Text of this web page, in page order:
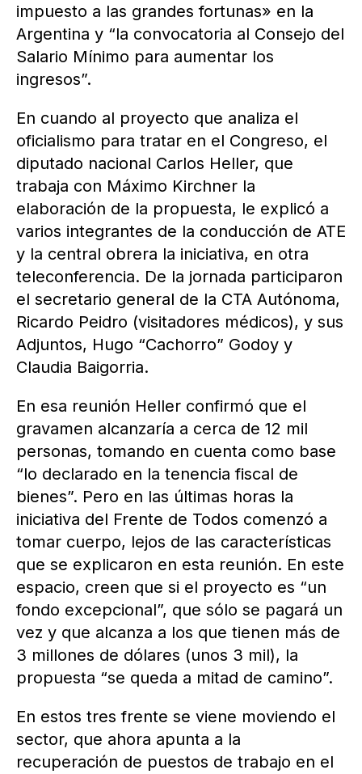
impuesto a las grandes fortunas» en la
Argentina y “la convocatoria al Consejo del
Salario Mínimo para aumentar los
ingresos”.
En cuando al proyecto que analiza el
oficialismo para tratar en el Congreso, el
diputado nacional Carlos Heller, que
trabaja con Máximo Kirchner la
elaboración de la propuesta, le explicó a
varios integrantes de la conducción de ATE
y la central obrera la iniciativa, en otra
teleconferencia. De la jornada participaron
el secretario general de la CTA Autónoma,
Ricardo Peidro (visitadores médicos), y sus
Adjuntos, Hugo “Cachorro” Godoy y
Claudia Baigorria.
En esa reunión Heller confirmó que el
gravamen alcanzaría a cerca de 12 mil
personas, tomando en cuenta como base
“lo declarado en la tenencia fiscal de
bienes”. Pero en las últimas horas la
iniciativa del Frente de Todos comenzó a
tomar cuerpo, lejos de las características
que se explicaron en esta reunión. En este
espacio, creen que si el proyecto es “un
fondo excepcional”, que sólo se pagará un
vez y que alcanza a los que tienen más de
3 millones de dólares (unos 3 mil), la
propuesta “se queda a mitad de camino”.
En estos tres frente se viene moviendo el
sector, que ahora apunta a la
recuperación de puestos de trabajo en el